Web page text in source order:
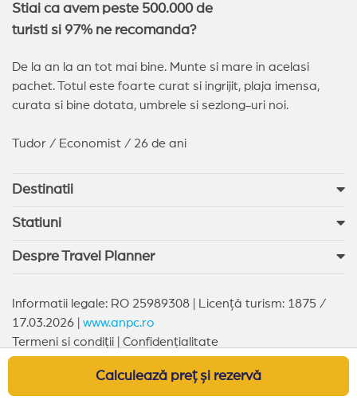
Calculează preț și rezervă
Stiai ca avem peste 500.000 de
turisti si 97% ne recomanda?
De la an la an tot mai bine. Munte si mare in acelasi
pachet. Totul este foarte curat si ingrijit, plaja imensa,
curata si bine dotata, umbrele si sezlong-uri noi.
Tudor / Economist / 26 de ani
Destinatii
Statiuni
Despre Travel Planner
Informatii legale: RO 25989308 | Licență turism: 1875 /
17.03.2026 | www.anpc.ro
Copyright © 2026 Travel Planner. All rights reserved
Termeni si condiții Confidențialitate